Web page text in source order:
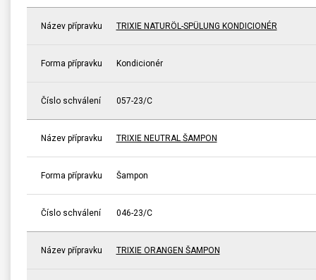
Název přípravku TRIXIE NATURÖL-SPÜLUNG KONDICIONÉR
Forma přípravku Kondicionér
Číslo schválení 057-23/C
Název přípravku TRIXIE NEUTRAL ŠAMPON
Forma přípravku Šampon
Číslo schválení 046-23/C
Název přípravku TRIXIE ORANGEN ŠAMPON